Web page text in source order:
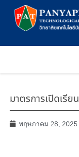
มาตรการเปิดเรียน
พฤษภาคม 28, 2025